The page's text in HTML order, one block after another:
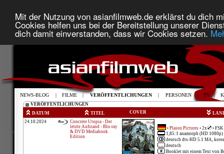
Mit der Nutzung von asianfilmweb.de erklärst du dich
Cookies helfen uns bei der Bereitstellung unserer
dich damit einverstanden, dass wir Cookies setzen.
NEWS-BLOG | FILME | VERÖFFENTLICHUNGEN | PERSONEN | TV |
VERÖFFENTLICHUNGEN
DATUM
TITEL COVER
24.10.2024
Concrete Utopia - Der
letzte Aufstand - Blu-ray
& DVD Mediabook
Edition
• Plaion Pictures • 2x
•
1,85:1 anamorph (HD 1080p)
deutsch dts-HD 5.1 MA,
deutsch
Booklet mit einem Text von